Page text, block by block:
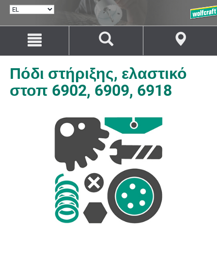
ΕΠΙΛΟΓΉ
Μετάβαση
περιεχόμενο
Μετάβαση
πλοήγηση
Πόδι στήριξης, ελαστικό
στοπ 6902, 6909, 6918